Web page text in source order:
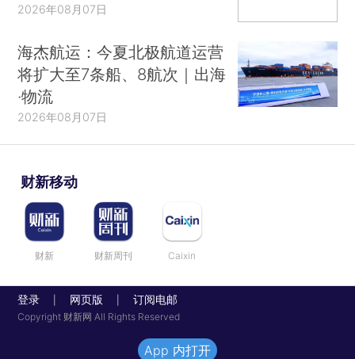
2026年08月07日
海杰航运：今夏北极航道运营
将扩大至7条船、8航次｜出海
·物流
2026年08月07日
财新移动
财新 财新周刊 Caixin
登录 网页版 订阅电邮
Copyright 财新网 All Rights Reserved
App 内打开